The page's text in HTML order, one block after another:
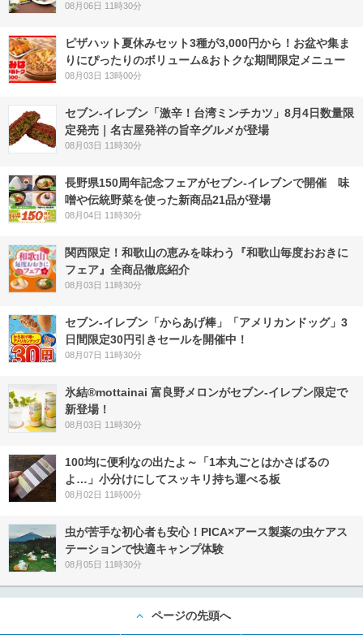
08月06日 11時30分
ピザハット夏休みセット3種が3,000円から！お盆や集ま
りにぴったりのボリューム&おトクな期間限定メニュー
08月03日 13時00分
セブン-イレブン「激辛！台湾ミンチカツ」8月4日数量限
定発売｜名古屋発祥の旨辛グルメが登場
08月03日 11時30分
長野県150周年記念フェアがセブン-イレブンで開催 味
噌や伝統野菜を使った新商品21品が登場
08月04日 11時30分
関西限定！和歌山の恵みを味わう『和歌山毎度おおきに
フェア』全商品徹底紹介
08月03日 11時30分
セブン‐イレブン「からあげ棒」「アメリカンドッグ」3
日間限定30円引きセールを開催中！
08月07日 11時30分
氷結®mottainai 富良野メロンがセブン‐イレブン限定で
新登場！
08月03日 11時30分
100均に便利なの出たよ～「1本丸ごとはかさばるの
よ…」小分けにしてスッキリ持ち運べる板
08月02日 11時00分
虫が苦手な初心者も安心！PICA×アース製薬の虫ケアス
テーションで快適キャンプ体験
08月05日 11時30分
ページの先頭へ